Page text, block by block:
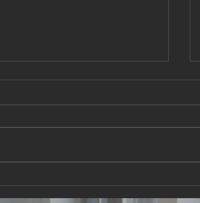
の家」